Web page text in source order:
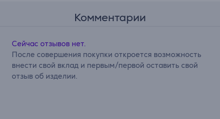
Комментарии
Сейчас отзывов нет.
После совершения покупки откроется возможность
внести свой вклад и первым/первой оставить свой
отзыв об изделии.